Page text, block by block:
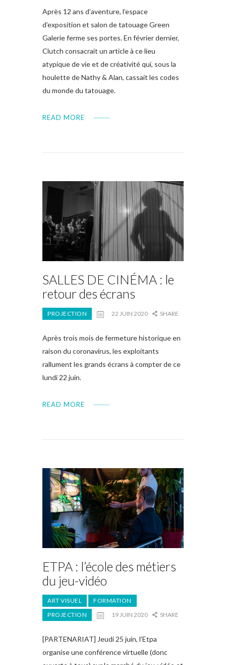
Après 12 ans d’aventure, l’espace
d’exposition et salon de tatouage Green
Galerie ferme ses portes. En février dernier,
Clutch consacrait un article à ce lieu
atypique de vie et de créativité qui, sous la
houlette de Nathy & Alan, cassait les codes
du monde du tatouage.
READ MORE
SALLES DE CINÉMA : le
retour des écrans
PROJECTION 22 JUIN 2020 SHARE
Après trois mois de fermeture historique en
raison du coronavirus, les exploitants
rallument les grands écrans à compter de ce
lundi 22 juin.
READ MORE
ETPA : l’école des métiers
du jeu-vidéo
ART VISUEL
FORMATION
PROJECTION
19 JUIN 2020 SHARE
[PARTENARIAT] Jeudi 25 juin, l’Etpa
organise une conférence virtuelle (donc